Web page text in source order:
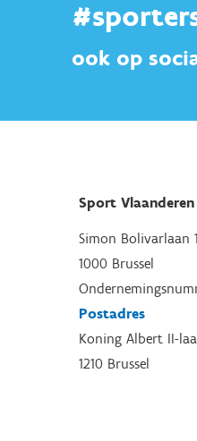
ook op
Sport
Simon Bolivarlaan
1000 Brussel
Postadres
Koning Albert II-
1210 Brussel